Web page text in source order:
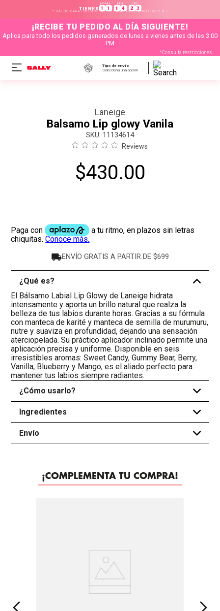
TIENES
HORAS
1 1 :
MIN
1 4 :
SEG
2 3
* VÁLIDO PARA CÓDIGOS SELECCIONADOS DE MONTERREY N.L
¡RECIBE TU PEDIDO AL DÍA SIGUIENTE!
Aplica para todo los pedidos generados de lunes a vienes antes de las 3:00
PM
*Consulta restricciones
Tipo de envío
Selecciona una opción
Laneige
Balsamo Lip glowy Vanila
: 11134614
Reviews
$430.00
ENVÍO GRATIS A PARTIR DE $699
¿Qué es?
-
El Bálsamo Labial Lip Glowy de Laneige hidrata
intensamente y aporta un brillo natural que realza la
belleza de tus labios durante horas. Gracias a su fórmula
con manteca de karité y manteca de semilla de murumuru,
nutre y suaviza en profundidad, dejando una sensación
aterciopelada. Su práctico aplicador inclinado permite una
aplicación precisa y uniforme. Disponible en seis
irresistibles aromas: Sweet Candy, Gummy Bear, Berry,
Vanilla, Blueberry y Mango, es el aliado perfecto para
mantener tus labios siempre radiantes.
¿Cómo usarlo?
+
Ingredientes +
Envío +
¡COMPLEMENTA TU COMPRA!